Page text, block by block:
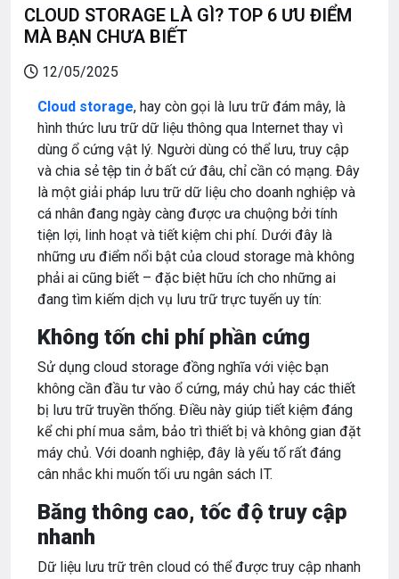
CLOUD STORAGE LÀ GÌ? TOP 6 ƯU ĐIỂM
MÀ BẠN CHƯA BIẾT
12/05/2025
Cloud storage, hay còn gọi là lưu trữ đám mây, là
hình thức lưu trữ dữ liệu thông qua Internet thay vì
dùng ổ cứng vật lý. Người dùng có thể lưu, truy cập
và chia sẻ tệp tin ở bất cứ đâu, chỉ cần có mạng. Đây
là một giải pháp lưu trữ dữ liệu cho doanh nghiệp và
cá nhân đang ngày càng được ưa chuộng bởi tính
tiện lợi, linh hoạt và tiết kiệm chi phí. Dưới đây là
những ưu điểm nổi bật của cloud storage mà không
phải ai cũng biết – đặc biệt hữu ích cho những ai
đang tìm kiếm dịch vụ lưu trữ trực tuyến uy tín:
Không tốn chi phí phần cứng
Sử dụng cloud storage đồng nghĩa với việc bạn
không cần đầu tư vào ổ cứng, máy chủ hay các thiết
bị lưu trữ truyền thống. Điều này giúp tiết kiệm đáng
kể chi phí mua sắm, bảo trì thiết bị và không gian đặt
máy chủ. Với doanh nghiệp, đây là yếu tố rất đáng
cân nhắc khi muốn tối ưu ngân sách IT.
Băng thông cao, tốc độ truy cập
nhanh
Dữ liệu lưu trữ trên cloud có thể được truy cập nhanh